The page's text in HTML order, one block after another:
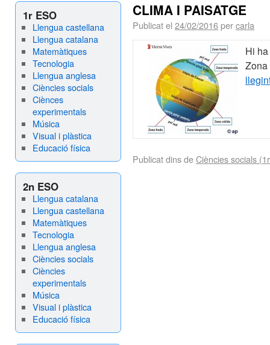
1r ESO
Llengua castellana
Llengua catalana
Matemàtiques
Tecnologia
Llengua anglesa
Ciències socials
Ciènces
experimentals
Música
Visual i plàstica
Educació física
2n ESO
Llengua catalana
Llengua castellana
Matemàtiques
Tecnologia
Llengua anglesa
Ciències socials
Ciències
experimentals
Música
Visual i plàstica
Educació física
CLIMA I PAISATGE
Publicat el 24/02/2016percarla
Hi
Publicat dins deCiències socials